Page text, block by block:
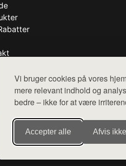
Vi bruger cookies på vores
mere relevant indhold og
bedre – ikke for at være
Accepter alle Afvis
diverse webshops. Der sælges
forbeholdes.